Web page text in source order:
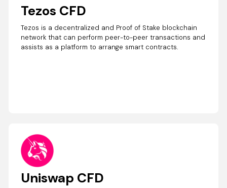
Tezos CFD
Tezos is a decentralized and Proof of Stake blockchain
network that can perform peer-to-peer transactions and
assists as a platform to arrange smart contracts.
Uniswap CFD